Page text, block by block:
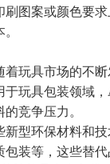
刷图案或颜色要
着玩具市场的不
于玩具包装领域
竞争压力。
新型环保材料和
包装等，这些替